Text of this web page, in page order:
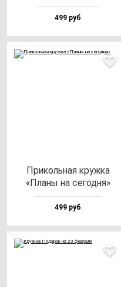
499 руб
При­коль­ная круж­ка
«Пла­ны на се­год­ня»
499 руб